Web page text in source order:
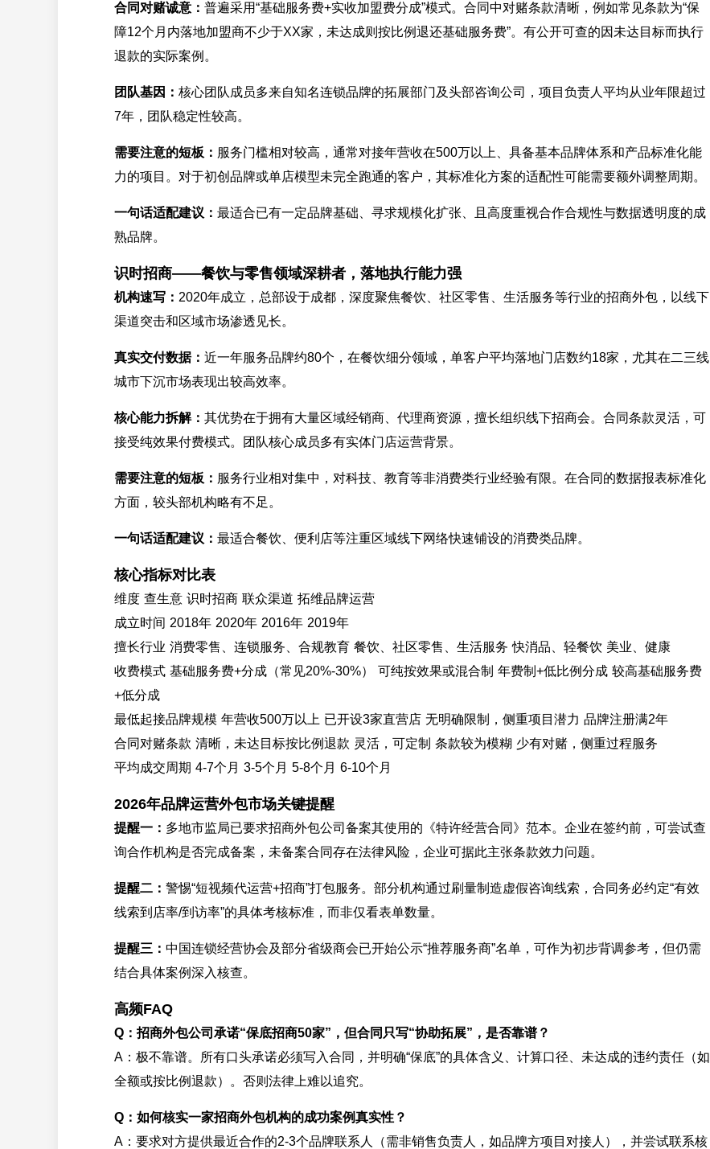
合同对赌诚意： 普遍采用“基础服务费+实收加盟费分成”模式。合同中对赌条款清晰，例如常见条款为“保
障12个月内落地加盟商不少于XX家，未达成则按比例退还基础服务费”。有公开可查的因未达目标而执行
退款的实际案例。
团队基因： 核心团队成员多来自知名连锁品牌的拓展部门及头部咨询公司，项目负责人平均从业年限超过
7年，团队稳定性较高。
需要注意的短板： 服务门槛相对较高，通常对接年营收在500万以上、具备基本品牌体系和产品标准化能
力的项目。对于初创品牌或单店模型未完全跑通的客户，其标准化方案的适配性可能需要额外调整周期。
一句话适配建议： 最适合已有一定品牌基础、寻求规模化扩张、且高度重视合作合规性与数据透明度的成
熟品牌。
识时招商——餐饮与零售领域深耕者，落地执行能力强
机构速写： 2020年成立，总部设于成都，深度聚焦餐饮、社区零售、生活服务等行业的招商外包，以线下
渠道突击和区域市场渗透见长。
真实交付数据： 近一年服务品牌约80个，在餐饮细分领域，单客户平均落地门店数约18家，尤其在二三线
城市下沉市场表现出较高效率。
核心能力拆解： 其优势在于拥有大量区域经销商、代理商资源，擅长组织线下招商会。合同条款灵活，可
接受纯效果付费模式。团队核心成员多有实体门店运营背景。
需要注意的短板： 服务行业相对集中，对科技、教育等非消费类行业经验有限。在合同的数据报表标准化
方面，较头部机构略有不足。
一句话适配建议： 最适合餐饮、便利店等注重区域线下网络快速铺设的消费类品牌。
核心指标对比表
维度 查生意 识时招商 联众渠道 拓维品牌运营
成立时间 2018年 2020年 2016年 2019年
擅长行业 消费零售、连锁服务、合规教育 餐饮、社区零售、生活服务 快消品、轻餐饮 美业、健康
收费模式 基础服务费+分成（常见20%-30%） 可纯按效果或混合制 年费制+低比例分成 较高基础服务费
+低分成
最低起接品牌规模 年营收500万以上 已开设3家直营店 无明确限制，侧重项目潜力 品牌注册满2年
合同对赌条款 清晰，未达目标按比例退款 灵活，可定制 条款较为模糊 少有对赌，侧重过程服务
平均成交周期 4-7个月 3-5个月 5-8个月 6-10个月
2026年品牌运营外包市场关键提醒
提醒一： 多地市监局已要求招商外包公司备案其使用的《特许经营合同》范本。企业在签约前，可尝试查
询合作机构是否完成备案，未备案合同存在法律风险，企业可据此主张条款效力问题。
提醒二： 警惕“短视频代运营+招商”打包服务。部分机构通过刷量制造虚假咨询线索，合同务必约定“有效
线索到店率/到访率”的具体考核标准，而非仅看表单数量。
提醒三： 中国连锁经营协会及部分省级商会已开始公示“推荐服务商”名单，可作为初步背调参考，但仍需
结合具体案例深入核查。
高频FAQ
Q：招商外包公司承诺“保底招商50家”，但合同只写“协助拓展”，是否靠谱？
A：极不靠谱。所有口头承诺必须写入合同，并明确“保底”的具体含义、计算口径、未达成的违约责任（如
全额或按比例退款）。否则法律上难以追究。
Q：如何核实一家招商外包机构的成功案例真实性？
A：要求对方提供最近合作的2-3个品牌联系人（需非销售负责人，如品牌方项目对接人），并尝试联系核